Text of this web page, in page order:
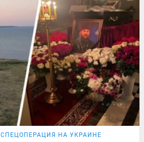
СПЕЦОПЕРАЦИЯ НА УКРАИНЕ